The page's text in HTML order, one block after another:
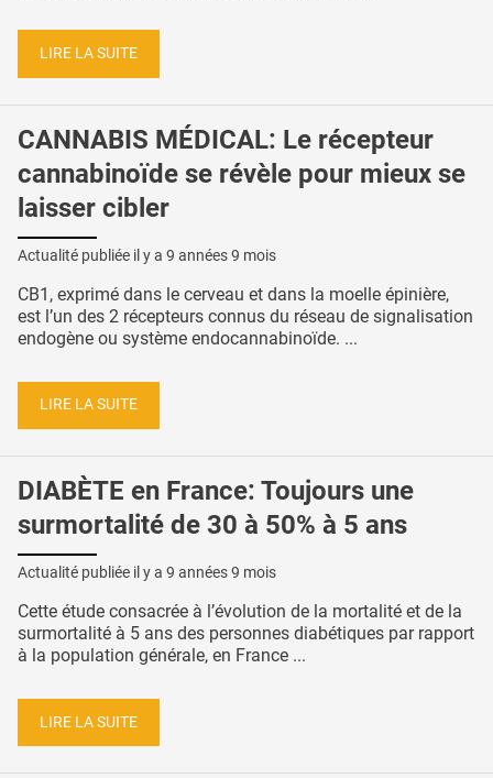
LIRE LA SUITE
CANNABIS MÉDICAL: Le récepteur
cannabinoïde se révèle pour mieux se
laisser cibler
Actualité publiée il y a 9 années 9 mois
CB1, exprimé dans le cerveau et dans la moelle épinière,
est l’un des 2 récepteurs connus du réseau de signalisation
endogène ou système endocannabinoïde. ...
LIRE LA SUITE
DIABÈTE en France: Toujours une
surmortalité de 30 à 50% à 5 ans
Actualité publiée il y a 9 années 9 mois
Cette étude consacrée à l’évolution de la mortalité et de la
surmortalité à 5 ans des personnes diabétiques par rapport
à la population générale, en France ...
LIRE LA SUITE